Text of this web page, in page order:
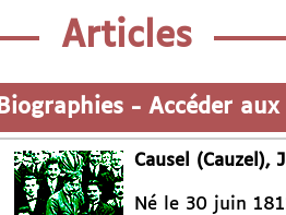
Articles
Biographies - Accéder
Causel (Cauzel),
Né le 30 juin